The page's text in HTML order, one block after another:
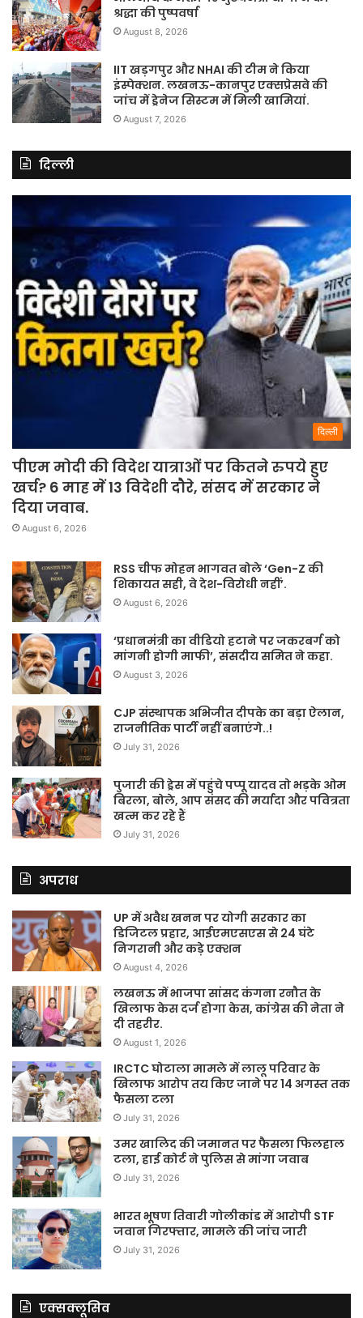
श्रद्धा की पुष्पवर्षा
August 8, 2026
IIT खड़गपुर और NHAI की टीम ने किया
इंस्पेक्शन. लखनऊ-कानपुर एक्सप्रेसवे की
जांच में ड्रेनेज सिस्टम में मिली खामियां.
August 7, 2026
दिल्ली
दिल्ली
पीएम मोदी की विदेश यात्राओं पर कितने रुपये हुए
खर्च? 6 माह में 13 विदेशी दौरे, संसद में सरकार ने
दिया जवाब.
August 6, 2026
RSS चीफ मोहन भागवत बोले ‘Gen-Z की
शिकायत सही, वे देश-विरोधी नहीं’.
August 6, 2026
‘प्रधानमंत्री का वीडियो हटाने पर जकरबर्ग को
मांगनी होगी माफी’, संसदीय समित ने कहा.
August 3, 2026
CJP संस्थापक अभिजीत दीपके का बड़ा ऐलान,
राजनीतिक पार्टी नहीं बनाएंगे..!
July 31, 2026
पुजारी की ड्रेस में पहुंचे पप्पू यादव तो भड़के ओम
बिरला, बोले, आप संसद की मर्यादा और पवित्रता
खत्म कर रहे हैं
July 31, 2026
अपराध
UP में अवैध खनन पर योगी सरकार का
डिजिटल प्रहार, आईएमएसएस से 24 घंटे
निगरानी और कड़े एक्शन
August 4, 2026
लखनऊ में भाजपा सांसद कंगना रनौत के
खिलाफ केस दर्ज होगा केस, कांग्रेस की नेता ने
दी तहरीर.
August 1, 2026
IRCTC घोटाला मामले में लालू परिवार के
खिलाफ आरोप तय किए जाने पर 14 अगस्त तक
फैसला टला
July 31, 2026
उमर खालिद की जमानत पर फैसला फिलहाल
टला, हाई कोर्ट ने पुलिस से मांगा जवाब
July 31, 2026
भारत भूषण तिवारी गोलीकांड में आरोपी STF
जवान गिरफ्तार, मामले की जांच जारी
July 31, 2026
एक्सक्लूसिव